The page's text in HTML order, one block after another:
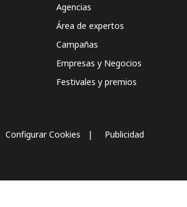
Agencias
Área de expertos
Campañas
Empresas y Negocios
Festivales y premios
Configurar Cookies
Publicidad